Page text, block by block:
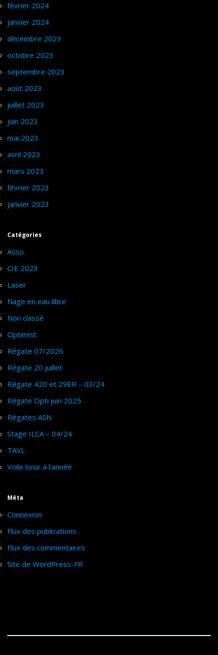
février 2024
janvier 2024
décembre 2023
octobre 2023
septembre 2023
août 2023
juillet 2023
juin 2023
mai 2023
avril 2023
mars 2023
février 2023
janvier 2023
Catégories
Asso
CIE 2023
Laser
Nage en eau libre
Non classé
Optimist
Régate 07/2026
Régate 20 juillet
Régate 420 et 29ER – 03/24
Régate Opti juin 2025
Régates ASN
Stage ILCA – 04/24
TAVL
Voile loisir à l'année
Méta
Connexion
Flux des publications
Flux des commentaires
Site de WordPress-FR